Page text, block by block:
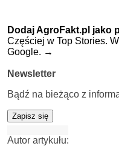
Dodaj AgroFakt.pl jako
Częściej w Top Stories.
Google. →
Newsletter
Bądź na bieżąco z
Zapisz się
Autor artykułu: